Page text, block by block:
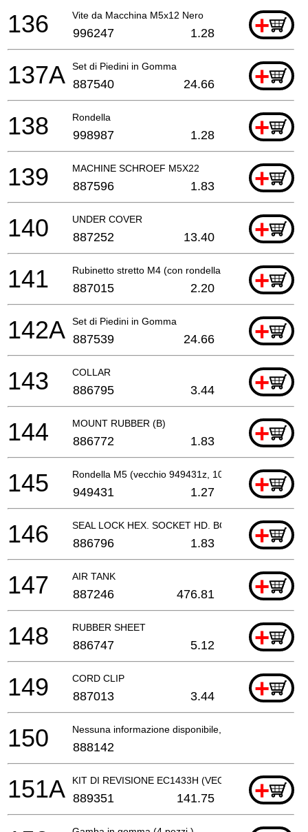
Vite da Macchina M5x12 Nero +
136 996247 1.28
Set di Piedini in Gomma +
137A 887540 24.66
Rondella +
138 998987 1.28
MACHINE SCHROEF M5X22 +
139 887596 1.83
UNDER COVER +
140 887252 13.40
Rubinetto stretto M4 (con rondella del bullone)
+
141 887015 2.20
Set di Piedini in Gomma +
142A 887539 24.66
COLLAR +
143 886795 3.44
MOUNT RUBBER (B) +
144 886772 1.83
Rondella M5 (vecchio 949431z, 10 pezzi)+
145 949431 1.27
SEAL LOCK HEX. SOCKET HD. BOLT M8+
146 886796 1.83
AIR TANK +
147 887246 476.81
RUBBER SHEET +
148 886747 5.12
CORD CLIP +
149 887013 3.44
Nessuna informazione disponibile, non ordinabile
150 888142
KIT DI REVISIONE EC1433H (VECCHIO 888715)
+
151A 889351 141.75